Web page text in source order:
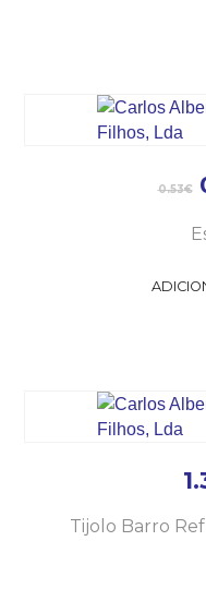
0.53€
Tijolo Barro